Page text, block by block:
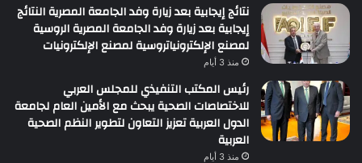
نتائج إيجابية بعد زيارة وفد الجامعة المصرية النتائج
إيجابية بعد زيارة وفد الجامعة المصرية الروسية
لمصنع الإلكترونياتروسية لمصنع الإلكترونيات
منذ 3 أيام
رئيس المكتب التنفيذي للمجلس العربي
للاختصاصات الصحية يبحث مع الأمين العام لجامعة
الدول العربية تعزيز التعاون لتطوير النظم الصحية
العربية
منذ 3 أيام